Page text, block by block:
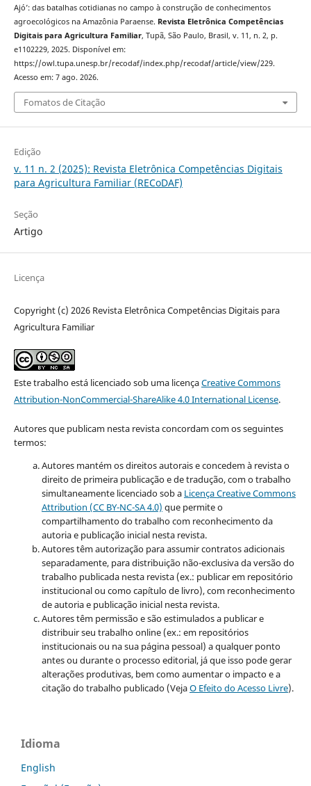
Ajó’: das batalhas cotidianas no campo à construção de conhecimentos
agroecológicos na Amazônia Paraense. Revista Eletrônica Competências
Digitais para Agricultura Familiar, Tupã, São Paulo, Brasil, v. 11, n. 2, p.
e1102229, 2025. Disponível em:
https://owl.tupa.unesp.br/recodaf/index.php/recodaf/article/view/229.
Acesso em: 7 ago. 2026.
Fomatos de Citação
Edição
v. 11 n. 2 (2025): Revista Eletrônica Competências Digitais
para Agricultura Familiar (RECoDAF)
Seção
Artigo
Licença
Copyright (c) 2026 Revista Eletrônica Competências Digitais para
Agricultura Familiar
Este trabalho está licenciado sob uma licençaCreative Commons
Attribution-NonCommercial-ShareAlike 4.0 International License.
Autores que publicam nesta revista concordam com os seguintes
termos:
Autores mantém os direitos autorais e concedem à revista o
direito de primeira publicação e de tradução, com o trabalho
simultaneamente licenciado sob a Licença Creative Commons
Attribution (CC BY-NC-SA 4.0) que permite o
compartilhamento do trabalho com reconhecimento da
autoria e publicação inicial nesta revista.
Autores têm autorização para assumir contratos adicionais
separadamente, para distribuição não-exclusiva da versão do
trabalho publicada nesta revista (ex.: publicar em repositório
institucional ou como capítulo de livro), com reconhecimento
de autoria e publicação inicial nesta revista.
Autores têm permissão e são estimulados a publicar e
distribuir seu trabalho online (ex.: em repositórios
institucionais ou na sua página pessoal) a qualquer ponto
antes ou durante o processo editorial, já que isso pode gerar
alterações produtivas, bem como aumentar o impacto e a
citação do trabalho publicado (VejaO Efeito do Acesso Livre).
Idioma
English